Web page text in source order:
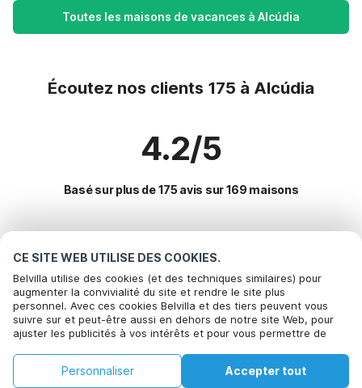
CE SITE WEB UTILISE DES COOKIES.
Belvilla utilise des cookies (et des techniques similaires) pour
augmenter la convivialité du site et rendre le site plus
personnel. Avec ces cookies Belvilla et des tiers peuvent vous
suivre sur et peut-être aussi en dehors de notre site Web, pour
ajuster les publicités à vos intérêts et pour vous permettre de
Accepter, vous acceptez de le faire. Plus d'informations peuvent
être trouvées dans notre
politique de cookie.
Accepter tout
Personnaliser
Toutes les maisons de vacances à Alcúdia
Écoutez nos clients 175 à Alcúdia
4.2/5
Basé sur plus de 175 avis sur 169 maisons
Destinations les plus populaires pour les
vacances
Villes offrant les meilleures commodités pour les vacances
Location de vacances pour enfants sencelles
Location de vacances pour enfants porreres
Location de vacances pour enfants lloret-de-vistalegre
Commodités populaires pour les vacances en Alcudia
Location de vacances pour enfants
Villes populaires pour les vacances en Majorque